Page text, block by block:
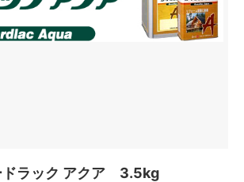
ドラック アクア 3.5kg